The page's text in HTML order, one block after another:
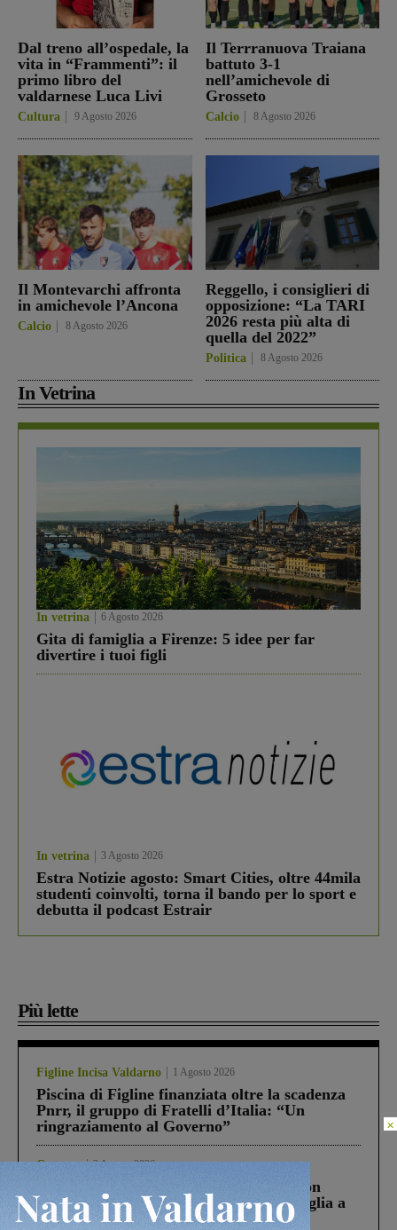
Dal treno all’ospedale, la
vita in “Frammenti”: il
primo libro del
valdarnese Luca Livi
Cultura 9 Agosto 2026
Il Terrranuova Traiana
battuto 3-1
nell’amichevole di
Grosseto
Calcio 8 Agosto 2026
Il Montevarchi affronta
in amichevole l’Ancona
Calcio 8 Agosto 2026
Reggello, i consiglieri di
opposizione: “La TARI
2026 resta più alta di
quella del 2022”
Politica 8 Agosto 2026
In Vetrina
In vetrina 6 Agosto 2026
Gita di famiglia a Firenze: 5 idee per far
divertire i tuoi figli
In vetrina 3 Agosto 2026
Estra Notizie agosto: Smart Cities, oltre 44mila
studenti coinvolti, torna il bando per lo sport e
debutta il podcast Estrair
Più lette
Figline Incisa Valdarno 1 Agosto 2026
Piscina di Figline finanziata oltre la scadenza
Pnrr, il gruppo di Fratelli d’Italia: “Un
ringraziamento al Governo”
Cronaca 3 Agosto 2026
Scomparso da una struttura di Castiglion
Fiorentino l’uomo che aveva ucciso la figlia a
Levane nel 2020
×